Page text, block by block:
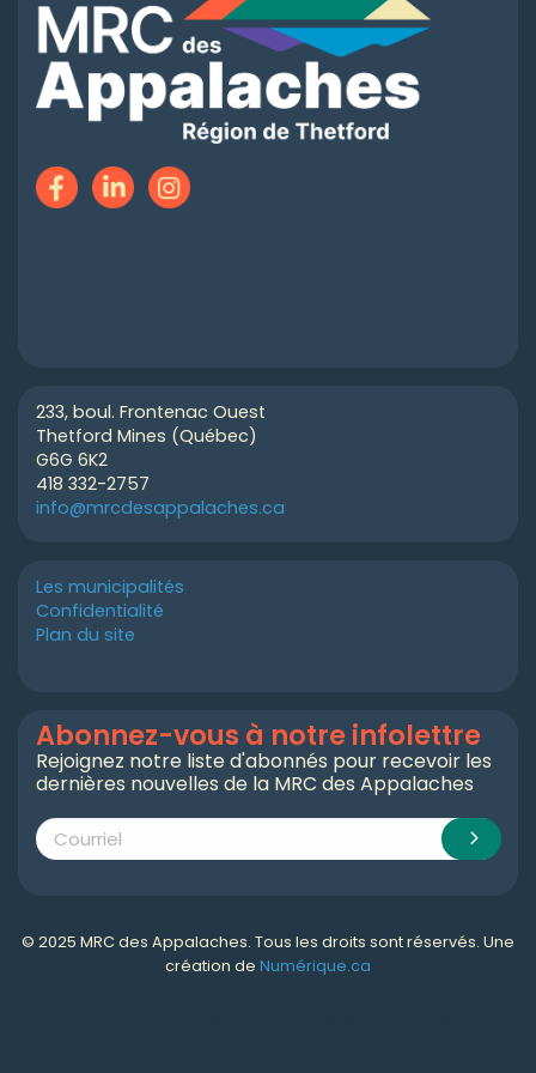
233, boul. Frontenac Ouest
Thetford Mines (Québec)
G6G 6K2
418 332-2757
info@mrcdesappalaches.ca
Les municipalités
Confidentialité
Plan du site
Abonnez-vous à notre infolettre
Rejoignez notre liste d'abonnés pour recevoir les
dernières nouvelles de la MRC des Appalaches
© 2025 MRC des Appalaches. Tous les droits sont réservés. Une
création de Numérique.ca